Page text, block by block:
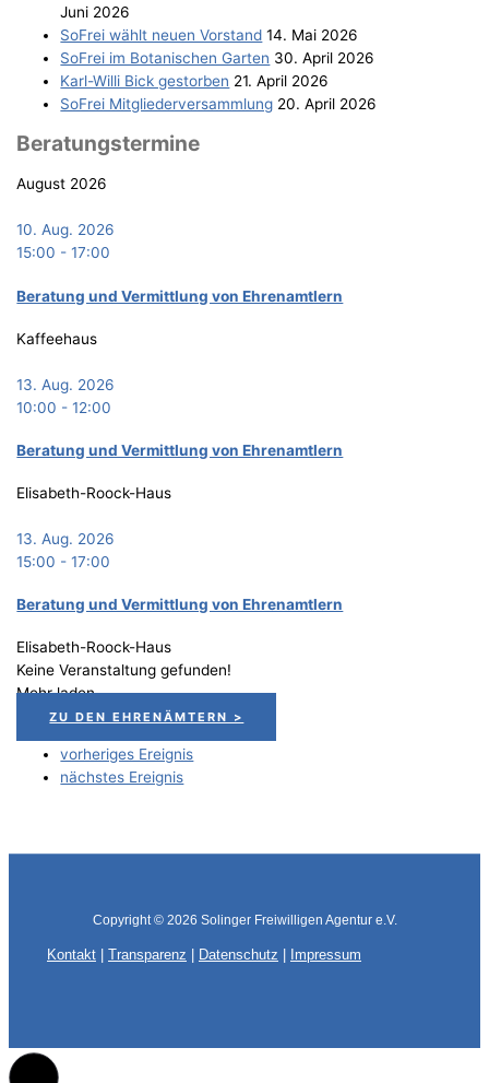
Juni 2026
SoFrei wählt neu­en Vorstand 14. Mai 2026
SoFrei im Bota­ni­schen Garten 30. April 2026
Karl-Wil­li Bick gestorben 21. April 2026
SoFrei Mit­glie­der­ver­samm­lung 20. April 2026
Bera­tungs­ter­mi­ne
August 2026
10. Aug. 2026
15:00 -17:00
Bera­tung und Ver­mitt­lung von Ehrenamtlern
Kaffeehaus
13. Aug. 2026
10:00 -12:00
Bera­tung und Ver­mitt­lung von Ehrenamtlern
Elisabeth-Roock-Haus
13. Aug. 2026
15:00 -17:00
Bera­tung und Ver­mitt­lung von Ehrenamtlern
Elisabeth-Roock-Haus
Keine Veranstaltung gefunden!
Mehr laden
ZU DEN EHRENÄMTERN >
vorheriges Ereignis
nächstes Ereignis
Copyright © 2026 Solinger Freiwilligen Agentur e.V.
Kontakt Transparenz Datenschutz Impressum